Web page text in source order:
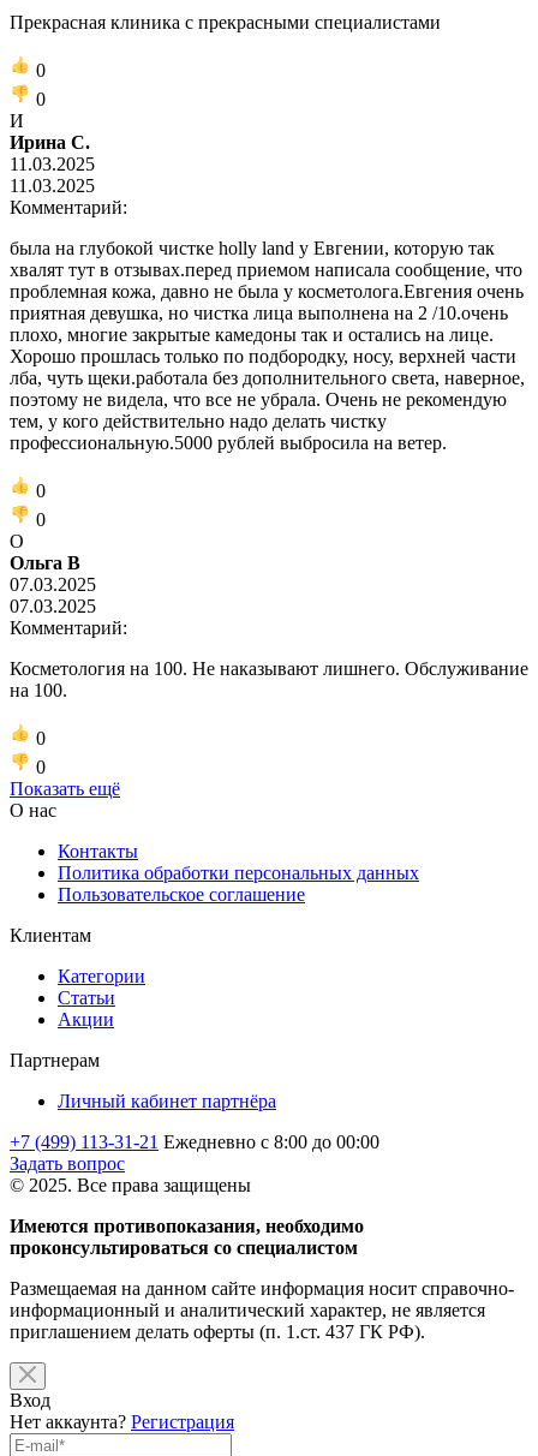
Прекрасная клиника с прекрасными специалистами
0
0
И
Ирина С.
11.03.2025
11.03.2025
Комментарий:
была на глубокой чистке holly land у Евгении, которую так
хвалят тут в отзывах.перед приемом написала сообщение, что
проблемная кожа, давно не была у косметолога.Евгения очень
приятная девушка, но чистка лица выполнена на 2 /10.очень
плохо, многие закрытые камедоны так и остались на лице.
Хорошо прошлась только по подбородку, носу, верхней части
лба, чуть щеки.работала без дополнительного света, наверное,
поэтому не видела, что все не убрала. Очень не рекомендую
тем, у кого действительно надо делать чистку
профессиональную.5000 рублей выбросила на ветер.
0
0
О
Ольга В
07.03.2025
07.03.2025
Комментарий:
Косметология на 100. Не наказывают лишнего. Обслуживание
на 100.
0
0
Показать ещё
О нас
Контакты
Политика обработки персональных данных
Пользовательское соглашение
Клиентам
Категории
Статьи
Акции
Партнерам
Личный кабинет партнёра
+7 (499) 113-31-21 Ежедневно с 8:00 до 00:00
Задать вопрос
© 2025. Все права защищены
Имеются противопоказания, необходимо
проконсультироваться со специалистом
Размещаемая на данном сайте информация носит справочно-
информационный и аналитический характер, не является
приглашением делать оферты (п. 1.ст. 437 ГК РФ).
Вход
Нет аккаунта? Регистрация